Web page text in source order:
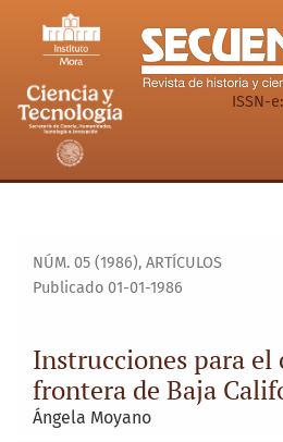
Instrucciones para el cuidado
ISSN-
NÚM. 05 (1986), ARTÍCULOS
Instrucciones para el
frontera de Baja
Publicado 01-01-1986
Ángela Moyano